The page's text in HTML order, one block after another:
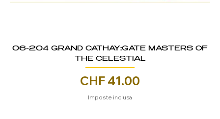
06-204 GRAND CATHAY:GATE MASTERS OF
THE CELESTIAL
Prezzo
CHF 41.00
Imposte inclusa